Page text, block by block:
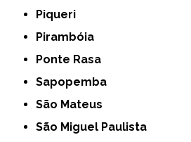
Piqueri
Pirambóia
Ponte Rasa
Sapopemba
São Mateus
São Miguel Paulista